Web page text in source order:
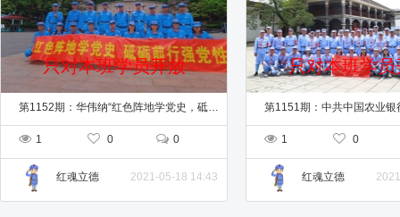
只对本班学员开放
1 0 0
红魂立德 2021-05-18 14:43
只对本班学员
1 0
红魂立德